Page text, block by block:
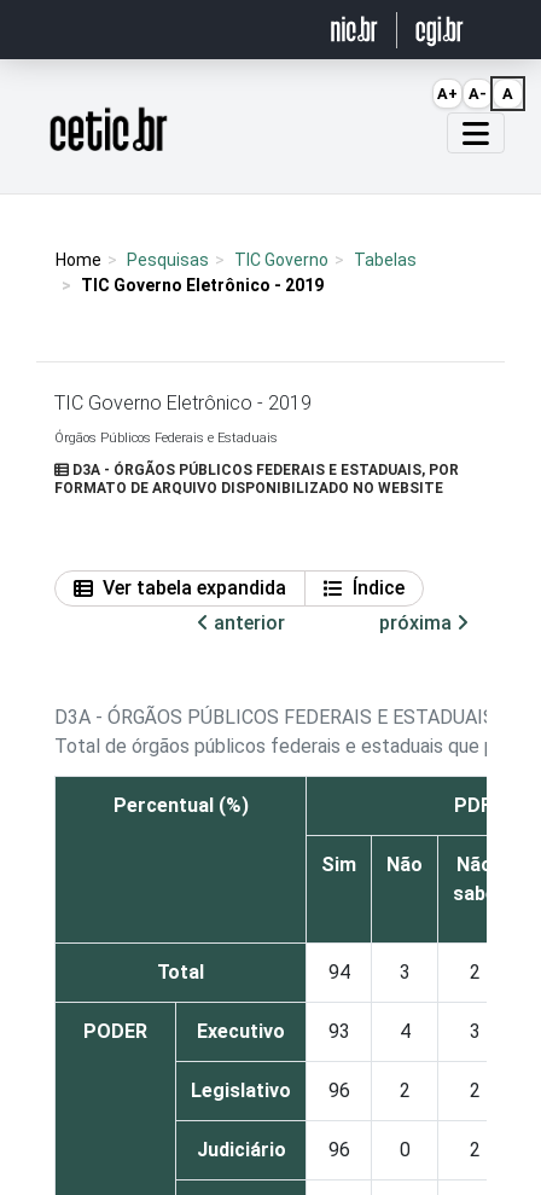
Página inicial
Home Pesquisas TIC Governo
Tabelas
TIC Governo Eletrônico - 2019
TIC Governo Eletrônico - 2019
Órgãos Públicos Federais e Estaduais
D3A - ÓRGÃOS PÚBLICOS FEDERAIS E ESTADUAIS, POR
FORMATO DE ARQUIVO DISPONIBILIZADO NO WEBSITE
Ver tabela expandida
Índice
anterior
próxima
D3A - ÓRGÃOS PÚBLICOS FEDERAIS E ESTADUAIS,
Total de órgãos públicos federais e estaduais que
Percentual (%) PDF
Sim Não
Não
sabe
Total 94 3 2
PODER Executivo 93 4 3
Legislativo 96 2 2
Judiciário 96 0 2
A+ A- A